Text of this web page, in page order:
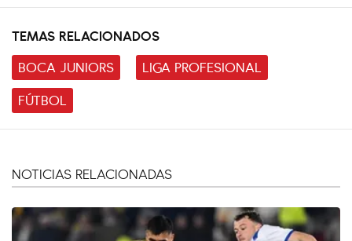
TEMAS RELACIONADOS
BOCA JUNIORS
LIGA PROFESIONAL
FÚTBOL
NOTICIAS RELACIONADAS